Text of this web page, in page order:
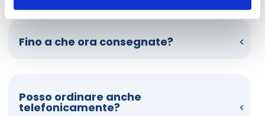
Fino a che ora consegnate?
Posso ordinare anche
telefonicamente?